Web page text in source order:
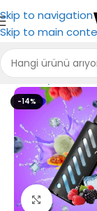
Skip to navigation
Skip to main
Ana Sayfa
-14%